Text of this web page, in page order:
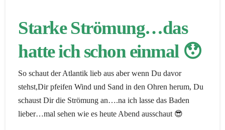
Starke Strömung…das
hatte ich schon einmal 😯
So schaut der Atlantik lieb aus aber wenn Du davor
stehst,Dir pfeifen Wind und Sand in den Ohren herum, Du
schaust Dir die Strömung an….na ich lasse das Baden
lieber…mal sehen wie es heute Abend ausschaut 😎